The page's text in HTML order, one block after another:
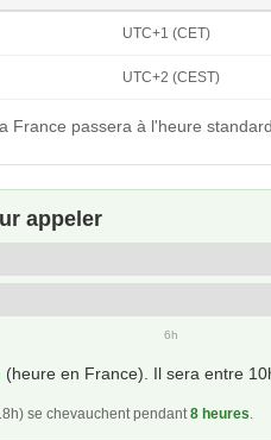
UTC+1 (CET)
UTC+2 (CEST)
France passera à l'heure
appeler
6h
(heure en France). Il sera entre
se chevauchent pendant8 heures.